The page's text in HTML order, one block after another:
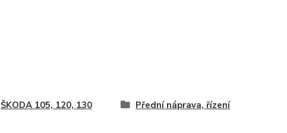
ŠKODA 105, 120, 130 Přední náprava, řízení